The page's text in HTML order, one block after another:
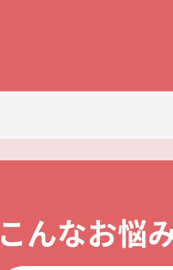
こんなお悩